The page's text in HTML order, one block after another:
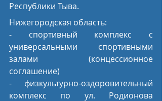
Республики Тыва.
Нижегородская область:
- спортивный комплекс с
универсальными спортивными
залами (концессионное
соглашение)
- физкультурно-оздоровительный
комплекс по ул. Родионова